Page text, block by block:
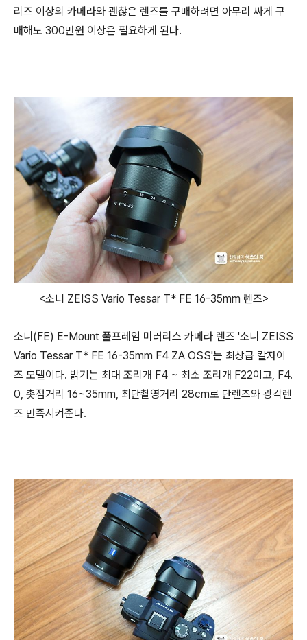
리즈 이상의 카메라와 괜찮은 렌즈를 구매하려면 아무리 싸게 구
매해도 300만원 이상은 필요하게 된다.
<소니 ZEISS Vario Tessar T* FE 16-35mm 렌즈>
소니(FE) E-Mount 풀프레임 미러리스 카메라 렌즈 '소니 ZEISS
Vario Tessar T* FE 16-35mm F4 ZA OSS'는 최상급 칼자이
즈 모델이다. 밝기는 최대 조리개 F4 ~ 최소 조리개 F22이고, F4.
0, 촛점거리 16~35mm, 최단촬영거리 28cm로 단렌즈와 광각렌
즈 만족시켜준다.